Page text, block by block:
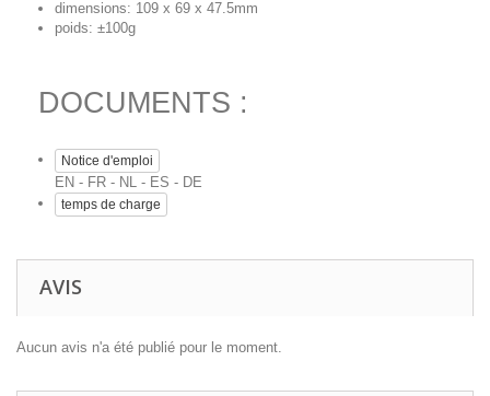
dimensions: 109 x 69 x 47.5mm
poids: ±100g
DOCUMENTS :
Notice d'emploi
EN - FR - NL - ES - DE
temps de charge
AVIS
Aucun avis n'a été publié pour le moment.